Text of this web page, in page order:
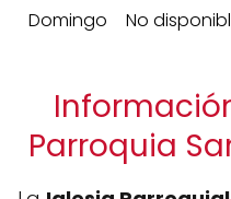
Domingo
No
Parroquia